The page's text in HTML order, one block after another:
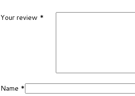
Your review *
Name *